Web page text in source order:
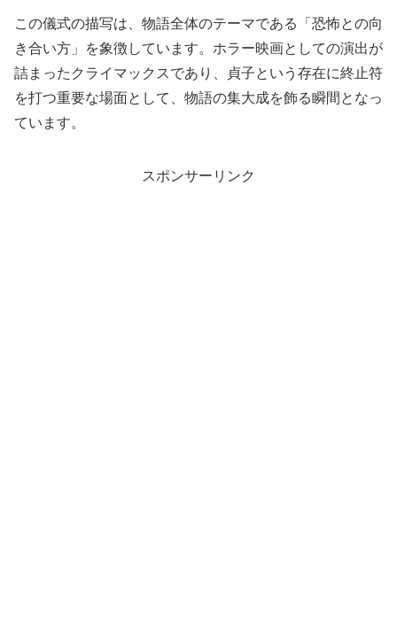
この儀式の描写は、物語全体のテーマである「恐怖との向
き合い方」を象徴しています。ホラー映画としての演出が
詰まったクライマックスであり、貞子という存在に終止符
を打つ重要な場面として、物語の集大成を飾る瞬間となっ
ています。
スポンサーリンク